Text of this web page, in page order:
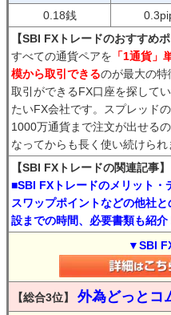
0.18銭
【SBI FXトレードのおすすめポ
すべての通貨ペアを 「1通貨
模から取引できるのが最大の
取引ができるFX口座を探して
たいFX会社です。スプレッド
1000万通貨まで注文が出せる
なってからも長く使い続けられ
【SBI FXトレードの関連記事】
■SBI FXトレードのメリット・
スワップポイントなどの他社
設までの時間、必要書類も紹介
▼SBI
【総合3位】 外為どっとコ